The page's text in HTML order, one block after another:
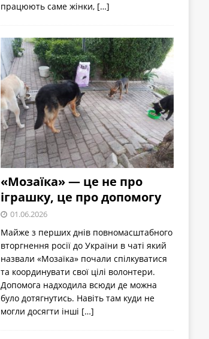
працюють саме жінки, […]
«Мозаїка» — це не про
іграшку, це про допомогу
01.06.2026
Майже з перших днів повномасштабного
вторгнення росії до України в чаті який
назвали «Мозаїка» почали спілкуватися
та координувати свої цілі волонтери.
Допомога надходила всюди де можна
було дотягнутись. Навіть там куди не
могли досягти інші […]